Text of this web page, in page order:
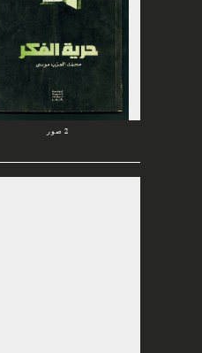
2 صور